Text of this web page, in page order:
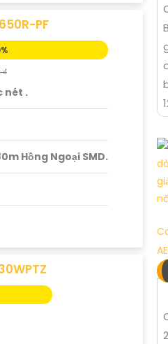
PF
nét .
Hồng Ngoại SMD.